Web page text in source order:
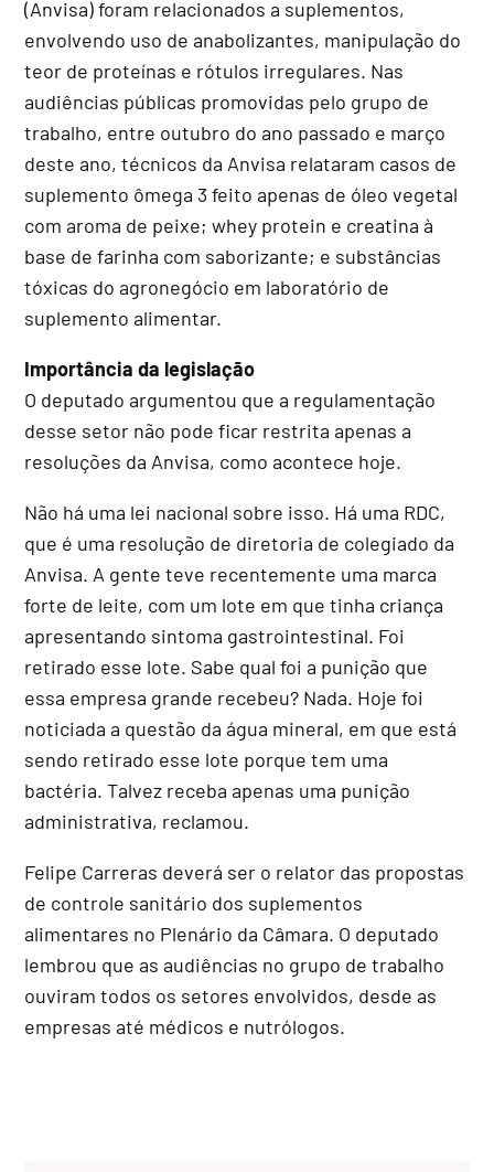
(Anvisa) foram relacionados a suplementos,
envolvendo uso de anabolizantes, manipulação do
teor de proteínas e rótulos irregulares. Nas
audiências públicas promovidas pelo grupo de
trabalho, entre outubro do ano passado e março
deste ano, técnicos da Anvisa relataram casos de
suplemento ômega 3 feito apenas de óleo vegetal
com aroma de peixe; whey protein e creatina à
base de farinha com saborizante; e substâncias
tóxicas do agronegócio em laboratório de
suplemento alimentar.
Importância da legislação
O deputado argumentou que a regulamentação
desse setor não pode ficar restrita apenas a
resoluções da Anvisa, como acontece hoje.
Não há uma lei nacional sobre isso. Há uma RDC,
que é uma resolução de diretoria de colegiado da
Anvisa. A gente teve recentemente uma marca
forte de leite, com um lote em que tinha criança
apresentando sintoma gastrointestinal. Foi
retirado esse lote. Sabe qual foi a punição que
essa empresa grande recebeu? Nada. Hoje foi
noticiada a questão da água mineral, em que está
sendo retirado esse lote porque tem uma
bactéria. Talvez receba apenas uma punição
administrativa, reclamou.
Felipe Carreras deverá ser o relator das propostas
de controle sanitário dos suplementos
alimentares no Plenário da Câmara. O deputado
lembrou que as audiências no grupo de trabalho
ouviram todos os setores envolvidos, desde as
empresas até médicos e nutrólogos.